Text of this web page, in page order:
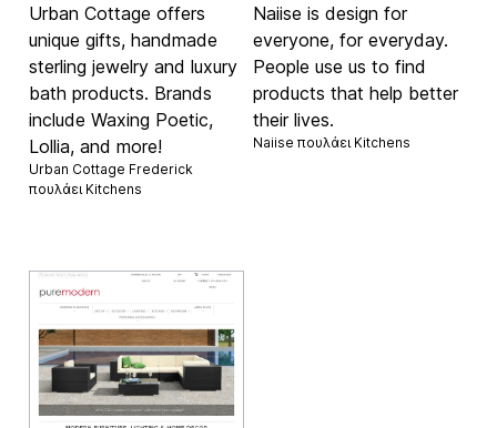
Urban Cottage offers
unique gifts, handmade
sterling jewelry and luxury
bath products. Brands
include Waxing Poetic,
Lollia, and more!
Urban Cottage Frederick
πουλάει Kitchens
Naiise is design for
everyone, for everyday.
People use us to find
products that help better
their lives.
Naiise πουλάει Kitchens